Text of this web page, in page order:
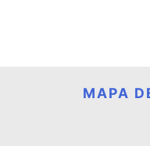
MAPA